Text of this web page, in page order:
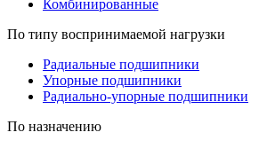
Комбинированные
По типу воспринимаемой нагрузки
Радиальные подшипники
Упорные подшипники
Радиально-упорные подшипники
По назначению